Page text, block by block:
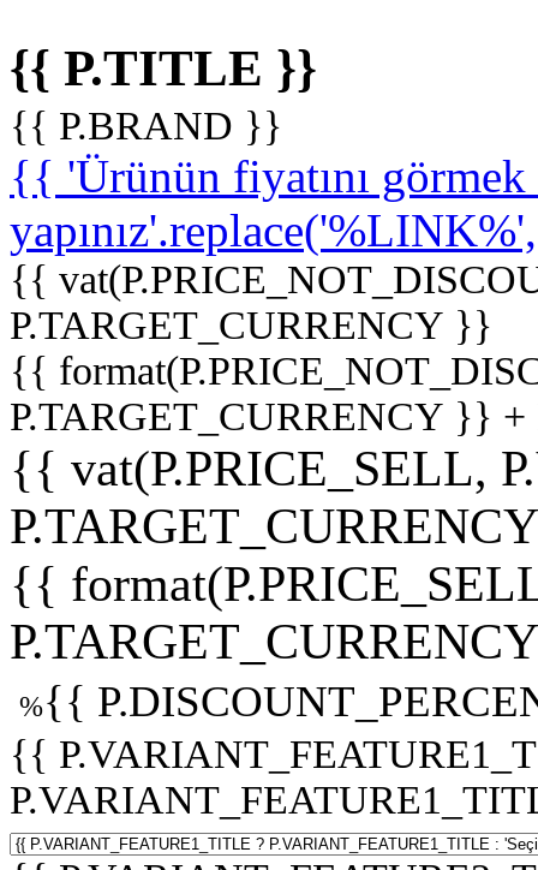
{{ P.TITLE }}
{{ P.BRAND }}
{{ 'Ürünün fiyatını
{{
P.TARGET_CURRENCY }}
{{
P.TARGET_CURRENCY }}
{{ vat(P.PRICE_SELL,
{{
%{{
{{